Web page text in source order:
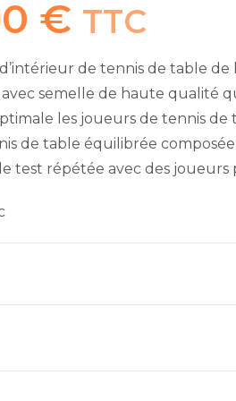
€ prix
TTC
de tennis de table de
semelle de haute qualité
les joueurs de tennis de
de table équilibrée
test répétée avec des joueurs